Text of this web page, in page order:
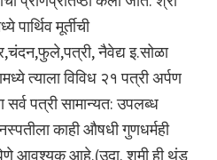
पार्थिव मूर्तीची
नैवेद्य इ.सोळा
त्याला विविध २१ पत्री अर्पण
सर्व पत्री सामान्यत: उपलब्ध
काही औषधी गुणधर्मही
आवश्यक आहे.(उदा. शमी ही थंड